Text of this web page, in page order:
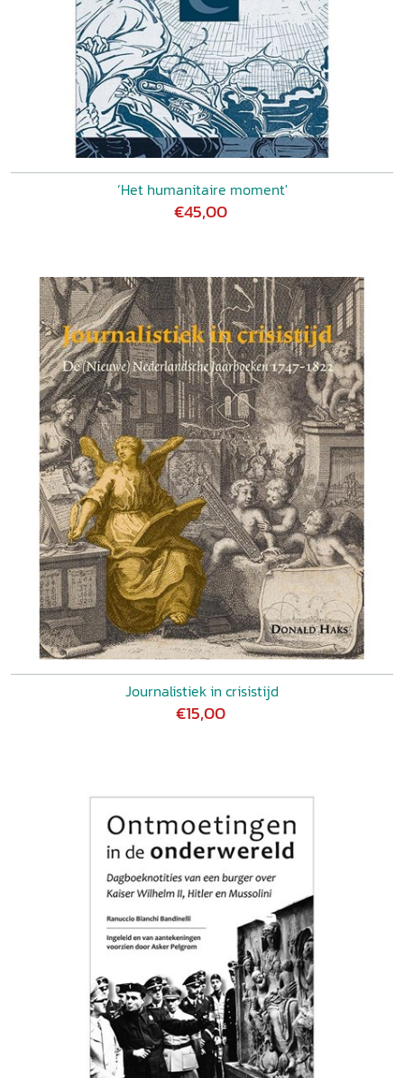
‘Het humanitaire moment'
€45,00
Journalistiek in crisistijd
€15,00